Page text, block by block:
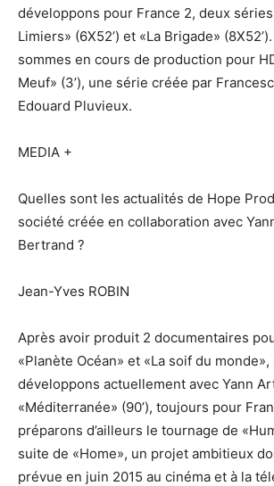
développons pour France 2, deux
Limiers» (6X52’) et «La Brigade»
sommes en cours de production pour
Meuf» (3’), une série créée par
Edouard Pluvieux.
MEDIA +
Quelles sont les actualités de Hope
société créée en collaboration avec
Bertrand ?
Jean-Yves ROBIN
Après avoir produit 2 documentaires
«Planète Océan» et «La soif du monde»,
développons actuellement avec Yann
«Méditerranée» (90’), toujours pour
préparons d’ailleurs le tournage de
suite de «Home», un projet ambitieux
prévue en juin 2015 au cinéma et à la